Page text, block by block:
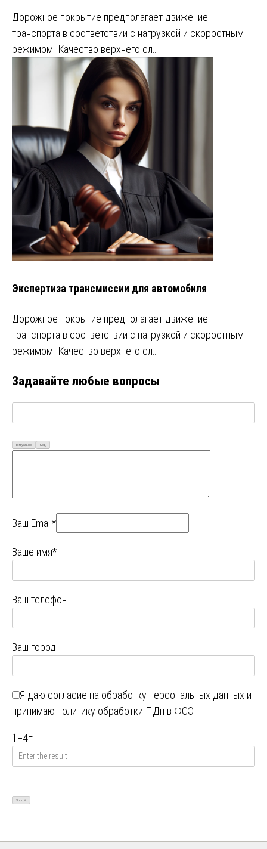
Дорожное покрытие предполагает движение
транспорта в соответствии с нагрузкой и скоростным
режимом. Качество верхнего сл…
Экспертиза трансмиссии для автомобиля
Дорожное покрытие предполагает движение
транспорта в соответствии с нагрузкой и скоростным
режимом. Качество верхнего сл…
Задавайте любые вопросы
Визуально Код
Ваш Email*
Ваше имя*
Ваш телефон
Ваш город
Я даю согласие на обработку персональных данных и
принимаю политику обработки ПДн в ФСЭ
1 +4=